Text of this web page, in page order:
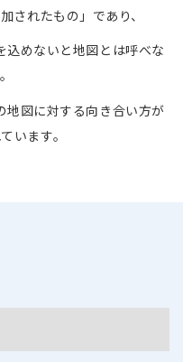
されたもの」であり、
込めないと地図とは呼べな
地図に対する向き合い方が
います。